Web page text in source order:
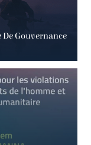
du
29
De Gouvernance